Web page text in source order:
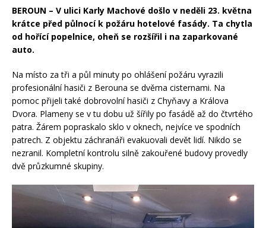
BEROUN – V ulici Karly Machové došlo v neděli 23. května
krátce před půlnocí k požáru hotelové fasády. Ta chytla
od hořící popelnice, oheň se rozšířil i na zaparkované
auto.
Na místo za tři a půl minuty po ohlášení požáru vyrazili
profesionální hasiči z Berouna se dvěma cisternami. Na
pomoc přijeli také dobrovolní hasiči z Chyňavy a Králova
Dvora. Plameny se v tu dobu už šířily po fasádě až do čtvrtého
patra. Žárem popraskalo sklo v oknech, nejvíce ve spodních
patrech. Z objektu záchranáři evakuovali devět lidí. Nikdo se
nezranil. Kompletní kontrolu silně zakouřené budovy provedly
dvě průzkumné skupiny.